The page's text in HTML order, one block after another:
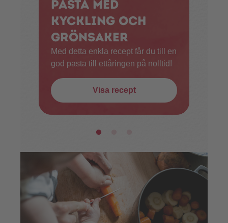
Pasta med
kyckling och
grönsaker
Med detta enkla recept får du till en
god pasta till ettåringen på nolltid!
Visa recept